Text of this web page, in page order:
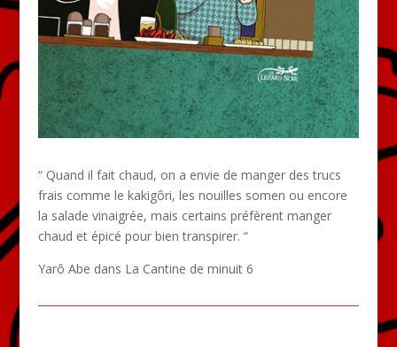
“ Quand il fait chaud, on a envie de manger des trucs
frais comme le kakigôri, les nouilles somen ou encore
la salade vinaigrée, mais certains préfèrent manger
chaud et épicé pour bien transpirer. “
Yarô Abe dans La Cantine de minuit 6